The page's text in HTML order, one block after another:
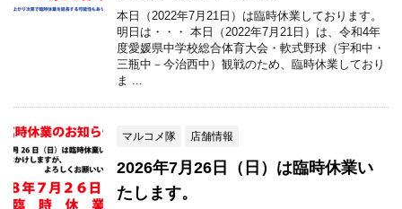
本日（2022年7月21日）は臨時休業しております。
明日は・・・ 本日（2022年7月21日）は、令和4年
度愛媛県中学校総合体育大会・軟式野球（宇和中・
三瓶中－今治西中）観戦のため、臨時休業しており
ま ...
マルコメ隊 店舗情報
2026年7月26日（日）は臨時休業い
たします。